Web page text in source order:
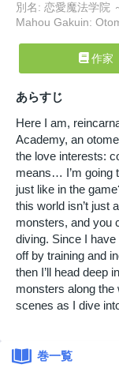
別名: 恋愛魔法学院
Mahou Gakuin:
作家
あらすじ
Here I am,
Academy, an
the love interests:
means… I’m going
just like in the
this world isn’t just
monsters, and you
diving. Since I have
off by training and
then I’ll head deep
monsters along the
scenes as I dive
巻一覧